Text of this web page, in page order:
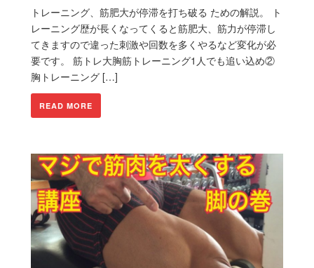
トレーニング、筋肥大が停滞を打ち破る ための解説。 ト
レーニング歴が長くなってくると筋肥大、筋力が停滞し
てきますので違った刺激や回数を多くやるなど変化が必
要です。 筋トレ大胸筋トレーニング1人でも追い込め②
胸トレーニング […]
READ MORE